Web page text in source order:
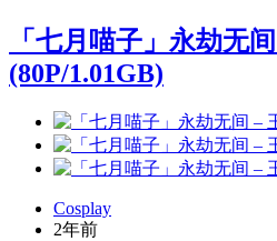
「七月喵子」永劫无
(80P/1.01GB)
Cosplay
2年前